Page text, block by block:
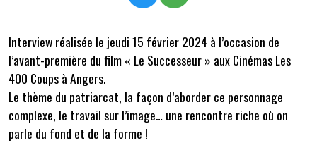
Interview réalisée le jeudi 15 février 2024 à l’occasion de
l’avant-première du film « Le Successeur » aux Cinémas Les
400 Coups à Angers.
Le thème du patriarcat, la façon d’aborder ce personnage
complexe, le travail sur l’image… une rencontre riche où on
parle du fond et de la forme !